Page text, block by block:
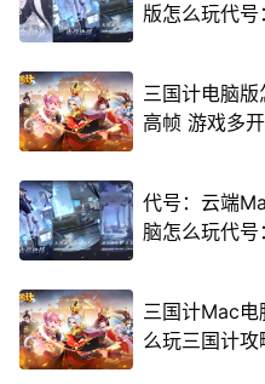
版怎么玩代
三国计电脑
高帧 游戏多
代号：云端
脑怎么玩代
三国计Mac
么玩三国计攻